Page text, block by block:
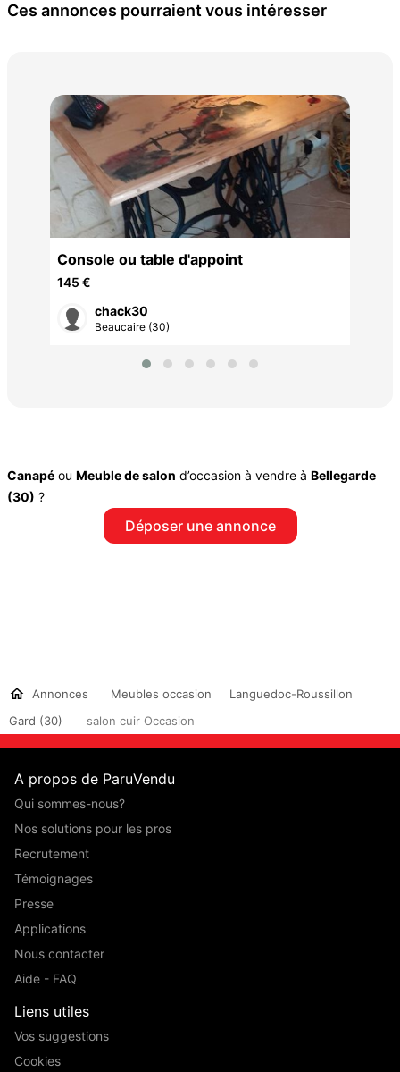
Ces annonces pourraient vous intéresser
Console ou table d'appoint
145 €
chack30
Beaucaire (30)
Canapé ou Meuble de salon d’occasion à vendre à Bellegarde
(30) ?
Déposer une annonce
Annonces Meubles occasion
Languedoc-Roussillon
Gard (30)
salon cuir Occasion
A propos de ParuVendu
Qui sommes-nous?
Nos solutions pour les pros
Recrutement
Témoignages
Presse
Applications
Nous contacter
Aide - FAQ
Liens utiles
Vos suggestions
Cookies